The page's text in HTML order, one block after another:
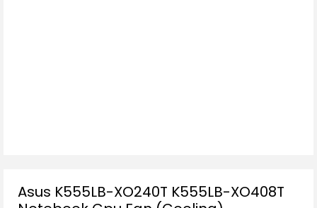
Asus K555LB-XO240T K555LB-XO408T